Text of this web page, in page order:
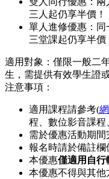
三人起仍享半價！
單人進修優惠：同
三堂課起仍享半價
適用對象：僅限一般二
生，需提供有效學生證
注意事項：
適用課程請參考(
程、數位影音課程
需於優惠活動期間
報名時請於備註欄
本優惠僅適用自行
本優惠不得與其他